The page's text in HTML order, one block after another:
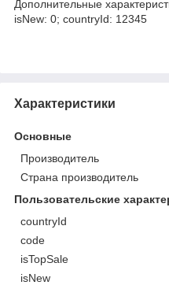
Дополнительные
isNew: 0; countryId: 12345
Характеристики
Основные
Производитель
Страна производитель
Пользовательские
countryId
code
isTopSale
isNew